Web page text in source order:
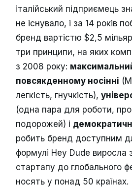
італійський підприємець
не існувало, і за 14 років
бренд вартістю $2,5
три принципи, на яких
з 2008 року:
повсякденному носінні
легкість, гнучкість),
(одна пара для роботи,
подорожей) і
робить бренд доступним
формулі Hey Dude виросла
стартапу до глобального
носять у понад 50 країнах.